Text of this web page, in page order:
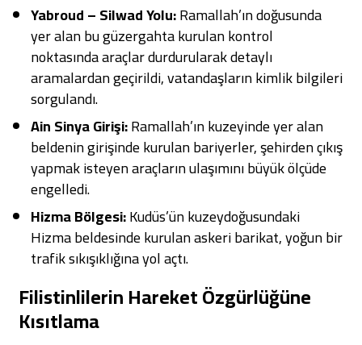
Yabroud – Silwad Yolu:Ramallah’ın doğusunda
yer alan bu güzergahta kurulan kontrol
noktasında araçlar durdurularak detaylı
aramalardan geçirildi, vatandaşların kimlik bilgileri
sorgulandı.
Ain Sinya Girişi:Ramallah’ın kuzeyinde yer alan
beldenin girişinde kurulan bariyerler, şehirden çıkış
yapmak isteyen araçların ulaşımını büyük ölçüde
engelledi.
Hizma Bölgesi:Kudüs’ün kuzeydoğusundaki
Hizma beldesinde kurulan askeri barikat, yoğun bir
trafik sıkışıklığına yol açtı.
Filistinlilerin Hareket Özgürlüğüne
Kısıtlama